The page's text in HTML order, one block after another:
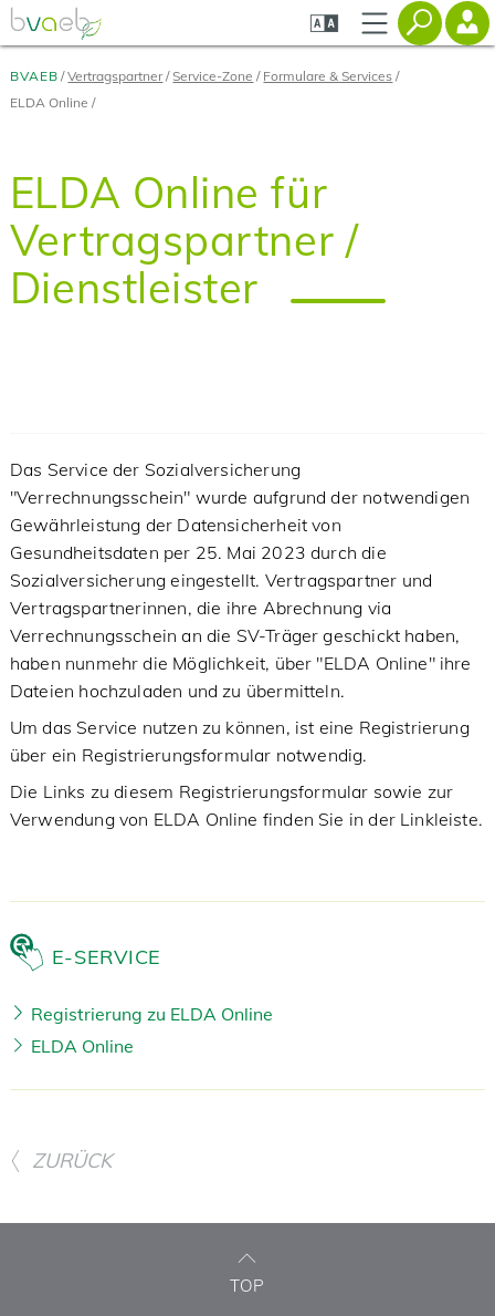
Zum
Seiteninhalt
springen
Zur
Navigation
springen
Zur
Mobilen
Navigation
BVAEB Vertragspartner Service-Zone
Formulare & Services
ELDA Online
ELDA Online für
Vertragspartner /
Dienstleister
Das Service der Sozialversicherung
"Verrechnungsschein" wurde aufgrund der notwendigen
Gewährleistung der Datensicherheit von
Gesundheitsdaten per 25. Mai 2023 durch die
Sozialversicherung eingestellt. Vertragspartner und
Vertragspartnerinnen, die ihre Abrechnung via
Verrechnungsschein an die SV-Träger geschickt haben,
haben nunmehr die Möglichkeit, über "ELDA Online" ihre
Dateien hochzuladen und zu übermitteln.
Um das Service nutzen zu können, ist eine Registrierung
über ein Registrierungsformular notwendig.
Die Links zu diesem Registrierungsformular sowie zur
Verwendung von ELDA Online finden Sie in der Linkleiste.
E-SERVICE
Registrierung zu ELDA Online
ELDA Online
ZURÜCK
TOP